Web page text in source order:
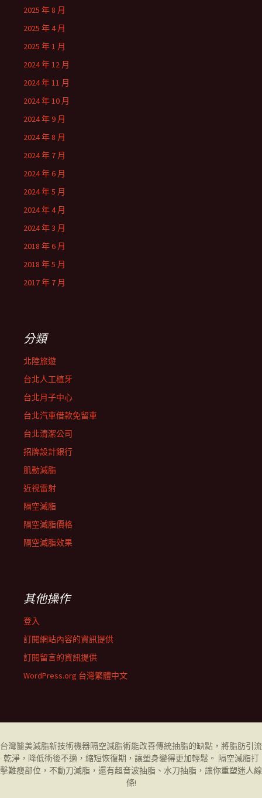
2025 年 8 月
2025 年 4 月
2025 年 1 月
2024 年 12 月
2024 年 11 月
2024 年 10 月
2024 年 9 月
2024 年 8 月
2024 年 7 月
2024 年 6 月
2024 年 5 月
2024 年 4 月
2024 年 3 月
2018 年 6 月
2018 年 5 月
2017 年 7 月
分類
北陸旅遊
台北人工植牙
台北月子中心
台北汽車借款免留車
台北清潔公司
招牌設計銀行
肌動減脂
近視雷射
隔空減脂
隔空減脂價格
隔空減脂效果
其他操作
登入
訂閱網站內容的資訊提供
訂閱留言的資訊提供
WordPress.org 台灣繁體中文
台灣醫美減脂新技術機器隔空減脂術能改善傳統抽脂的缺點，將脂肪引流
乾淨，降低術後不適，縮短恢復期，讓塑身變得更加輕鬆。 隔空減脂打
擊難瘦部位，不動刀減脂，還有超音波抽脂、水刀抽脂，讓你重塑迷人線
條!